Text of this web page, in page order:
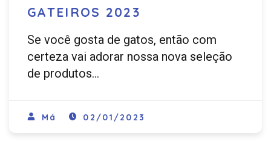
GATEIROS 2023
Se você gosta de gatos, então com
certeza vai adorar nossa nova seleção
de produtos…
Má 02/01/2023